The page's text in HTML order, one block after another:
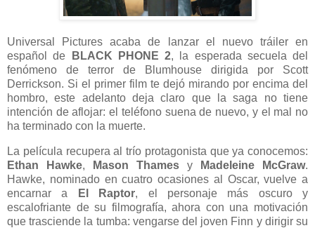
Universal Pictures acaba de lanzar el nuevo tráiler en
español de
BLACK PHONE 2, la esperada secuela del
fenómeno de terror de Blumhouse dirigida por Scott
Derrickson. Si el primer film te dejó mirando por encima del
hombro, este adelanto deja claro que la saga no tiene
intención de aflojar: el teléfono suena de nuevo, y el mal no
ha terminado con la muerte.
La película recupera al trío protagonista que ya conocemos:
Ethan Hawke, Mason Thames y Madeleine McGraw.
Hawke, nominado en cuatro ocasiones al Oscar, vuelve a
encarnar a
El Raptor, el personaje más oscuro y
escalofriante de su filmografía, ahora con una motivación
que trasciende la tumba: vengarse del joven Finn y dirigir su